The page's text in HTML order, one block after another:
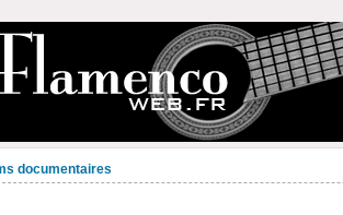
documentaires